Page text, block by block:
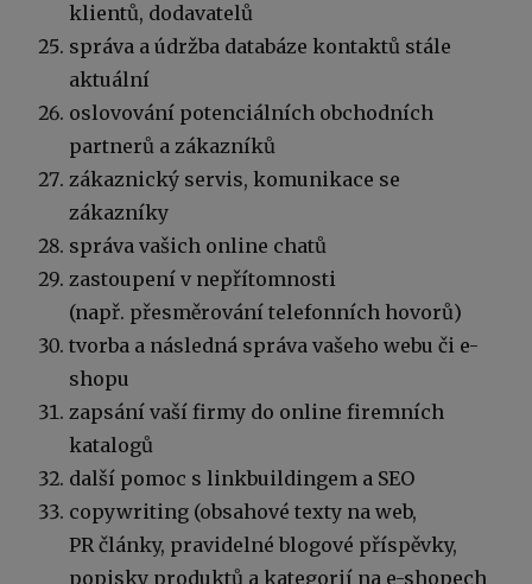
klientů, dodavatelů
správa a údržba databáze kontaktů stále
aktuální
oslovování potenciálních obchodních
partnerů a zákazníků
zákaznický servis, komunikace se
zákazníky
správa vašich online chatů
zastoupení v nepřítomnosti
(např. přesměrování telefonních hovorů)
tvorba a následná správa vašeho webu či e-
shopu
zapsání vaší firmy do online firemních
katalogů
další pomoc s linkbuildingem a SEO
copywriting (obsahové texty na web,
PR články, pravidelné blogové příspěvky,
popisky produktů a kategorií na e-shopech